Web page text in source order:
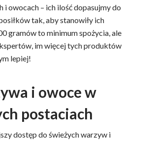
i owocach – ich ilość dopasujmy do
tak, aby stanowiły ich
gramów to minimum spożycia, ale
im więcej tych produktów
lepiej!
i owoce w
postaciach
dostęp do świeżych warzyw i